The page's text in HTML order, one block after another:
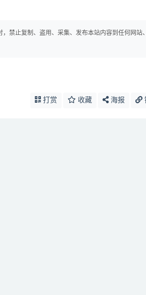
禁止复制、盗用、采集、发布本站内容到任何网站
打赏 收藏 海报